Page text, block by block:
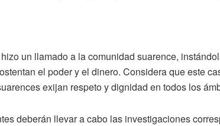
un llamado a la comunidad suarence,
el poder y el dinero. Considera que este
exijan respeto y dignidad en todos los
deberán llevar a cabo las investigaciones